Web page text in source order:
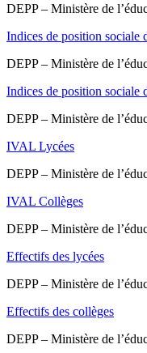
DEPP – Ministère de
Indices de position sociale
DEPP – Ministère de
Indices de position sociale
DEPP – Ministère de
IVAL Lycées
DEPP – Ministère de
IVAL Collèges
DEPP – Ministère de
Effectifs des lycées
DEPP – Ministère de
Effectifs des collèges
DEPP – Ministère de